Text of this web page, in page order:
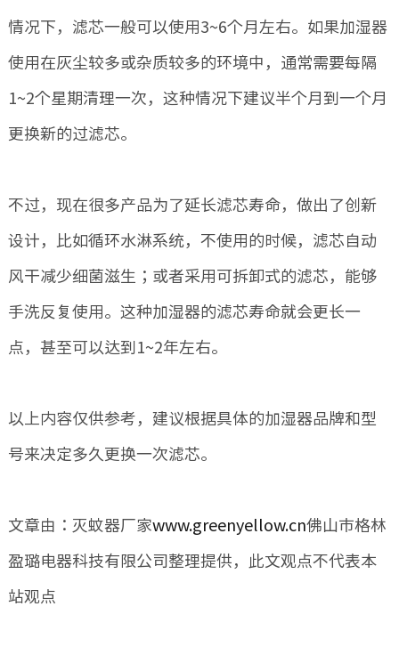
情况下，滤芯一般可以使用3~6个月左右。如果加湿器
使用在灰尘较多或杂质较多的环境中，通常需要每隔
1~2个星期清理一次，这种情况下建议半个月到一个月
更换新的过滤芯。
不过，现在很多产品为了延长滤芯寿命，做出了创新
设计，比如循环水淋系统，不使用的时候，滤芯自动
风干减少细菌滋生；或者采用可拆卸式的滤芯，能够
手洗反复使用。这种加湿器的滤芯寿命就会更长一
点，甚至可以达到1~2年左右。
以上内容仅供参考，建议根据具体的加湿器品牌和型
号来决定多久更换一次滤芯。
文章由：灭蚊器厂家www.greenyellow.cn佛山市格林
盈璐电器科技有限公司整理提供，此文观点不代表本
站观点